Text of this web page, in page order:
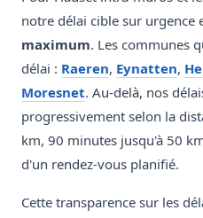
notre délai cible sur urgence
maximum. Les communes
délai : Raeren, Eynatten,
Moresnet. Au-delà, nos
progressivement selon la
km, 90 minutes jusqu'à 50
d'un rendez-vous planifié.
Cette transparence sur les